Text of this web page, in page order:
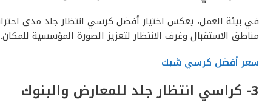
في بيئة العمل، يعكس اختيار أفضل كرسي انتظار جلد مدى
مناطق الاستقبال وغرف الانتظار لتعزيز الصورة المؤسسية للمكان.
سعر أفضل كرسي شبك
3- كراسي انتظار جلد للمعارض والبنوك